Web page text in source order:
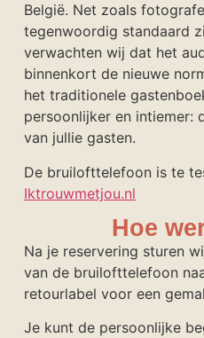
België. Net zoals
tegenwoordig standaard
verwachten wij dat het
binnenkort de nieuwe
het traditionele
persoonlijker en intiemer:
van jullie gasten.
De bruilofttelefoon is te
Iktrouwmetjou.nl
Hoe
Na je reservering sturen
van de bruilofttelefoon
retourlabel voor een
Je kunt de persoonlijke